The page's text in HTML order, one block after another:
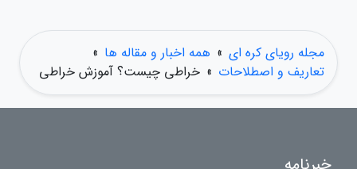
مجله رویای کره ای » همه اخبار و مقاله ها »
تعاریف و اصطلاحات » خراطی چیست؟ آموزش خراطی